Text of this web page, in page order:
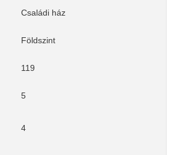
Családi ház
Földszint
119
5
4